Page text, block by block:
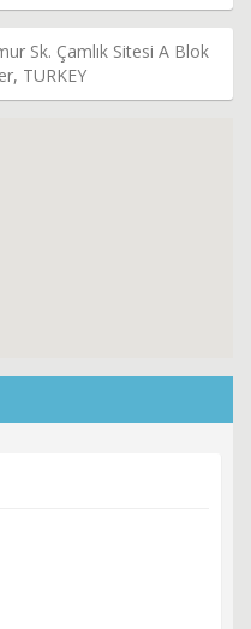
Sk. Çamlık Sitesi A Blok
TURKEY